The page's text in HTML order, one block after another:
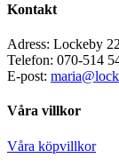
Kontakt
Adress: Lockeby
Telefon: 070-514
E-post:
Våra villkor
Våra köpvillkor